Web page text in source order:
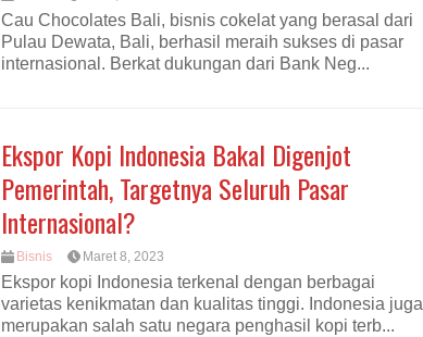
Cau Chocolates Bali, bisnis cokelat yang berasal dari
Pulau Dewata, Bali, berhasil meraih sukses di pasar
internasional. Berkat dukungan dari Bank Neg...
Ekspor Kopi Indonesia Bakal Digenjot
Pemerintah, Targetnya Seluruh Pasar
Internasional?
Bisnis Maret 8, 2023
Ekspor kopi Indonesia terkenal dengan berbagai
varietas kenikmatan dan kualitas tinggi. Indonesia juga
merupakan salah satu negara penghasil kopi terb...